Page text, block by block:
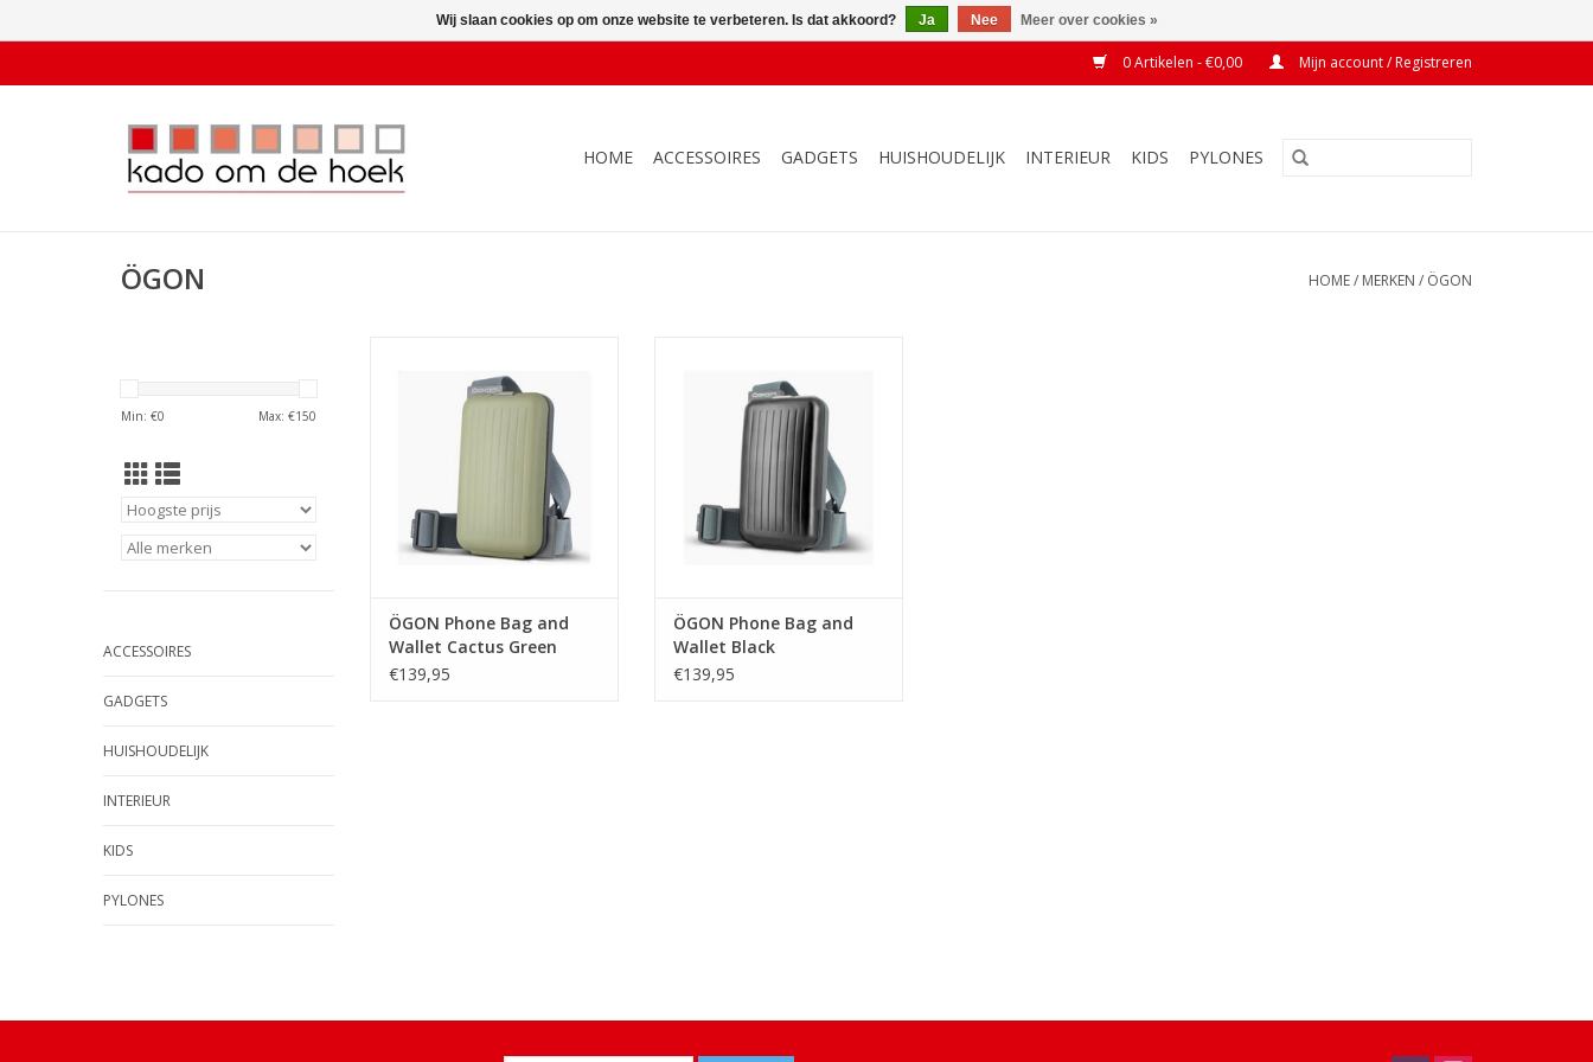
0 Artikelen - €0,00 Mijn account / Registreren
HOME ACCESSOIRES GADGETS HUISHOUDELIJK INTERIEUR KIDS PYLONES
ÖGON HOME/ MERKEN / ÖGON
Min: €0 Max: €150
ACCESSOIRES
GADGETS
HUISHOUDELIJK
INTERIEUR
KIDS
PYLONES
Cactus Green
TOEVOEGEN AAN WINKELWAGEN
ÖGON Phone Bag and
Wallet Cactus Green
€139,95
TOEVOEGEN AAN WINKELWAGEN
ÖGON Phone Bag and
Wallet Black
€139,95
Wij slaan cookies op om onze website te verbeteren. Is dat akkoord? Ja Nee Meer over cookies »